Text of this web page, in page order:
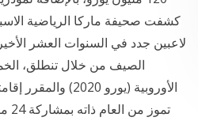
كشفت صحيفة ماركا الرياضية
لاعبين جدد في السنوات العشر
الصيف من خلال تنطلق،
الأوروبية